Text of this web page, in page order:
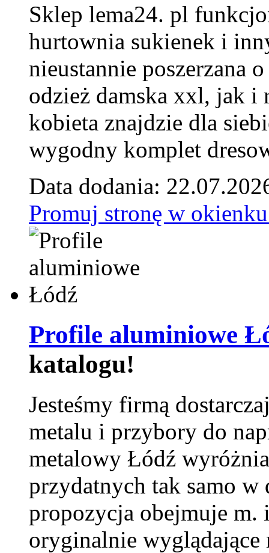
Sklep lema24. pl
hurtownia sukienek i
nieustannie poszerzana
odzież damska xxl, jak i
kobieta znajdzie dla
wygodny komplet
Data dodania:
Promuj stronę w
Profile aluminiowe
katalogu!
Jesteśmy firmą
metalu i przybory do
metalowy Łódź
przydatnych tak samo w
propozycja obejmuje m.
oryginalnie wyglądające